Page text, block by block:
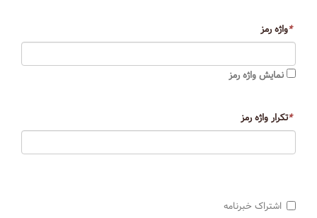
*واژه رمز
نمایش واژه رمز
*تکرار واژه رمز
اشتراک خبرنامه